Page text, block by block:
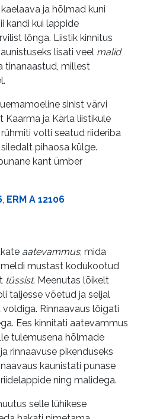
ja hõlmad kuni
kandi kui lappide
lõnga. Liistik kinnitus
lisati veel malid
tinanaastud, millest
sinist värvi
Kaarma ja Kärla liistikule
volti seatud riideriba
pihaosa külge.
kant ümber
, ERM A 12106
aatevammus, mida
mustast kodukootud
tüssist. Meenutas lõikelt
taljesse võetud ja seljal
Rinnaavaus lõigati
Ees kinnitati aatevammus
tulemusena hõlmade
rinnaavuse pikenduseks
kaunistati punase
ning malidega.
selle lühikese